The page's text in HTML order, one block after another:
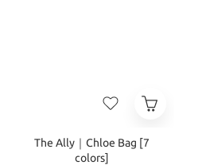
The Ally｜Chloe Bag [7
colors]